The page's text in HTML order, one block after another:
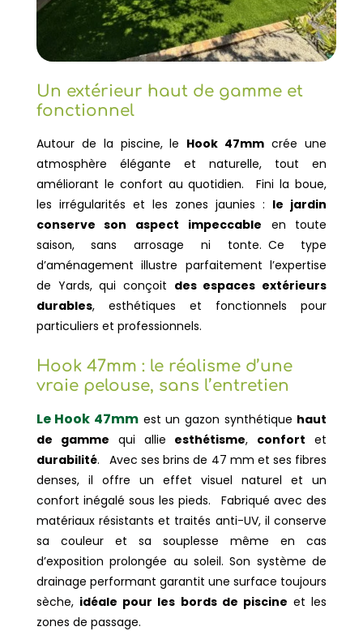
Hook 47mm : le réalisme d’une
vraie pelouse, sans l’entretien
Le Hook 47mm est un gazon synthétique haut
de gamme qui allie esthétisme, confort et
durabilité. Avec ses brins de 47 mm et ses fibres
denses, il offre un effet visuel naturel et un
confort inégalé sous les pieds. Fabriqué avec des
matériaux résistants et traités anti-UV, il conserve
sa couleur et sa souplesse même en cas
d’exposition prolongée au soleil. Son système de
drainage performant garantit une surface toujours
sèche, idéale pour les bords de piscine et les
zones de passage.
Un extérieur haut de gamme et
fonctionnel
Autour de la piscine, le Hook 47mm crée une
atmosphère élégante et naturelle, tout en
améliorant le confort au quotidien. Fini la boue,
les irrégularités et les zones jaunies : le jardin
conserve son aspect impeccable en toute
saison, sans arrosage ni tonte. Ce type
d’aménagement illustre parfaitement l’expertise
de Yards, qui conçoit des espaces extérieurs
durables, esthétiques et fonctionnels pour
particuliers et professionnels.